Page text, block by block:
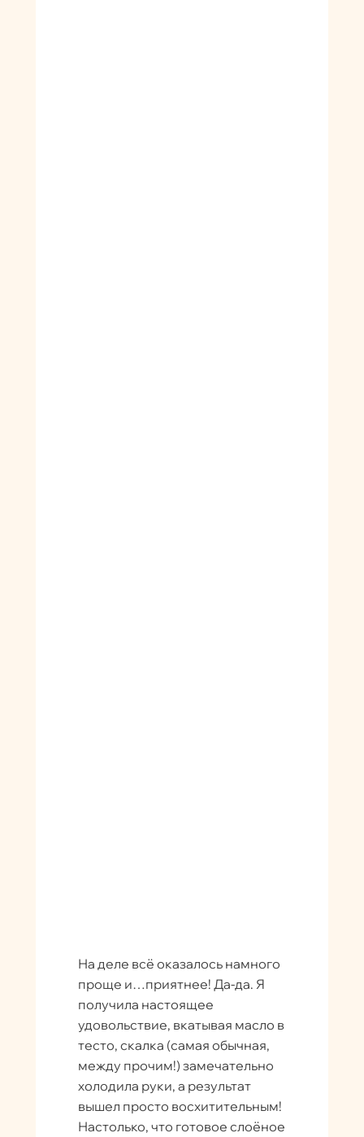
На деле всё оказалось намного
проще и…приятнее! Да-да. Я
получила настоящее
удовольствие, вкатывая масло в
тесто, скалка (самая обычная,
между прочим!) замечательно
холодила руки, а результат
вышел просто восхитительным!
Настолько, что готовое слоёное